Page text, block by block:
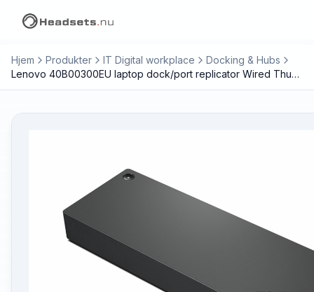
Hjem Produkter IT Digital workplace
Docking & Hubs
Lenovo 40B00300EU laptop dock/port replicator Wired Thunderbolt 4 Black, Red